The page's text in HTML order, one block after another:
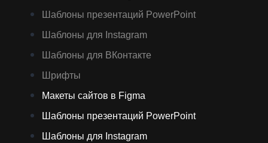
Шаблоны презентаций PowerPoint
Шаблоны для Instagram
Шаблоны для ВКонтакте
Шрифты
Макеты сайтов в Figma
Шаблоны презентаций PowerPoint
Шаблоны для Instagram